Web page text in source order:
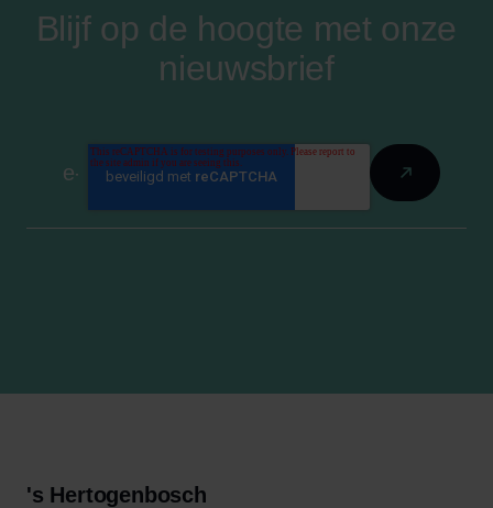
Blijf op de hoogte met onze
nieuwsbrief
's Hertogenbosch